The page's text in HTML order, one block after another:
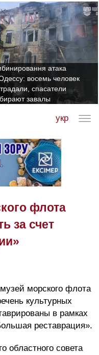
атака
восемь человек
спасатели
завалы
укр
флота
за счет
морского флота
культурных
в рамках
реставрация».
областного совета